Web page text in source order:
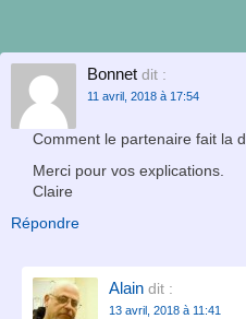
Bonnet dit :
11 avril, 2018 à 17:54
Comment le partenaire fait la
Merci pour vos explications.
Claire
Répondre
Alain dit :
13 avril, 2018 à 11:41